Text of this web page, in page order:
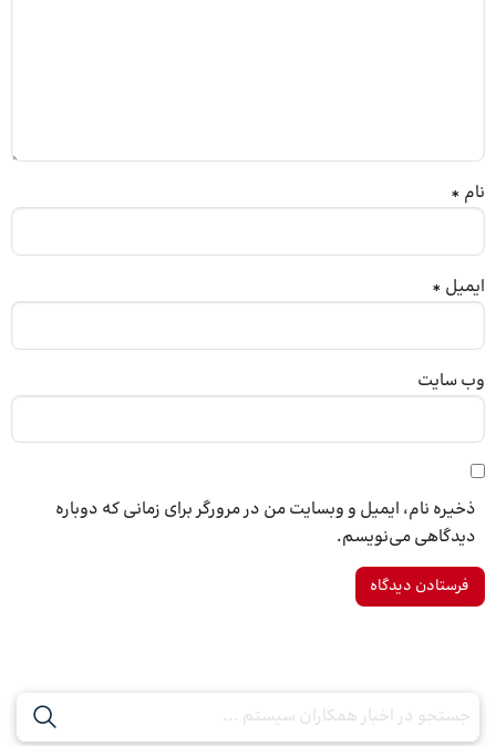
نام *
ایمیل *
وب‌ سایت
ذخیره نام، ایمیل و وبسایت من در مرورگر برای زمانی که دوباره
دیدگاهی می‌نویسم.